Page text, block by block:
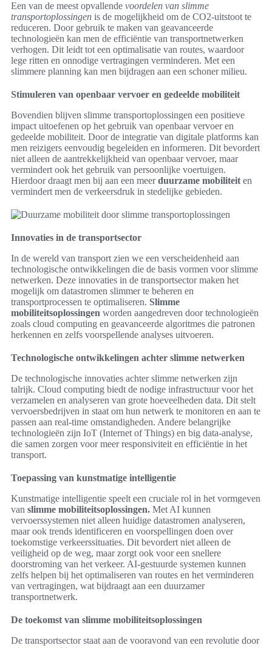
Een van de meest opvallende voordelen van slimme
transportoplossingen is de mogelijkheid om de CO2-uitstoot te
reduceren. Door gebruik te maken van geavanceerde
technologieën kan men de efficiëntie van transportnetwerken
verhogen. Dit leidt tot een optimalisatie van routes, waardoor
lege ritten en onnodige vertragingen verminderen. Met een
slimmere planning kan men bijdragen aan een schoner milieu.
Stimuleren van openbaar vervoer en gedeelde mobiliteit
Bovendien blijven slimme transportoplossingen een positieve
impact uitoefenen op het gebruik van openbaar vervoer en
gedeelde mobiliteit. Door de integratie van digitale platforms kan
men reizigers eenvoudig begeleiden en informeren. Dit bevordert
niet alleen de aantrekkelijkheid van openbaar vervoer, maar
vermindert ook het gebruik van persoonlijke voertuigen.
Hierdoor draagt men bij aan een meerduurzame mobiliteit en
vermindert men de verkeersdruk in stedelijke gebieden.
Innovaties in de transportsector
In de wereld van transport zien we een verscheidenheid aan
technologische ontwikkelingen die de basis vormen voor slimme
netwerken. Deze innovaties in de transportsector maken het
mogelijk om datastromen slimmer te beheren en
transportprocessen te optimaliseren. Slimme
mobiliteitsoplossingen worden aangedreven door technologieën
zoals cloud computing en geavanceerde algoritmes die patronen
herkennen en zelfs voorspellende analyses uitvoeren.
Technologische ontwikkelingen achter slimme netwerken
De technologische innovaties achter slimme netwerken zijn
talrijk. Cloud computing biedt de nodige infrastructuur voor het
verzamelen en analyseren van grote hoeveelheden data. Dit stelt
vervoersbedrijven in staat om hun netwerk te monitoren en aan te
passen aan real-time omstandigheden. Andere belangrijke
technologieën zijn IoT (Internet of Things) en big data-analyse,
die samen zorgen voor meer responsiviteit en efficiëntie in het
transport.
Toepassing van kunstmatige intelligentie
Kunstmatige intelligentie speelt een cruciale rol in het vormgeven
van slimme mobiliteitsoplossingen. Met AI kunnen
vervoerssystemen niet alleen huidige datastromen analyseren,
maar ook trends identificeren en voorspellingen doen over
toekomstige verkeerssituaties. Dit bevordert niet alleen de
veiligheid op de weg, maar zorgt ook voor een snellere
doorstroming van het verkeer. AI-gestuurde systemen kunnen
zelfs helpen bij het optimaliseren van routes en het verminderen
van vertragingen, wat bijdraagt aan een duurzamer
transportnetwerk.
De toekomst van slimme mobiliteitsoplossingen
De transportsector staat aan de vooravond van een revolutie door